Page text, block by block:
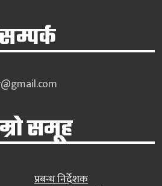
समूह
प्रबन्ध निर्देशक